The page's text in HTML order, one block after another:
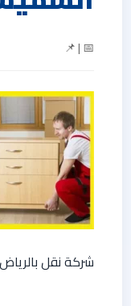
📅 | 📌
شركة نقل